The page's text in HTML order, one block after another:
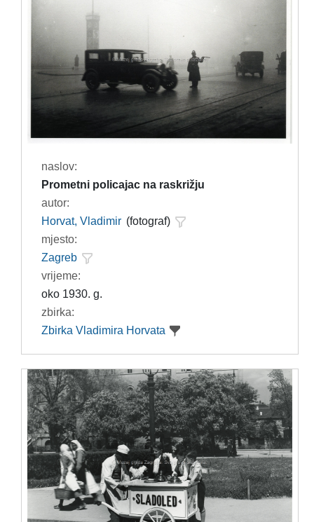
naslov:
Prometni policajac na raskrižju
autor:
Horvat, Vladimir (fotograf)
mjesto:
Zagreb
vrijeme:
oko 1930. g.
zbirka:
Zbirka Vladimira Horvata